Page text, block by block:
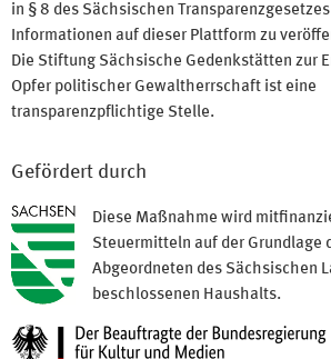
in § 8 des Sächsischen
Informationen auf dieser Plattform zu
Die Stiftung Sächsische Gedenkstätten zur
Opfer politischer Gewaltherrschaft ist eine
transparenzpflichtige Stelle.
Gefördert durch
Diese Maßnahme wird
Steuermitteln auf der Grundlage
Abgeordneten des Sächsischen
beschlossenen Haushalts.